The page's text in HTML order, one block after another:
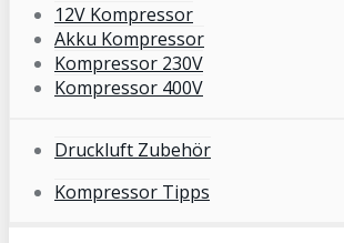
12V Kompressor
Akku Kompressor
Kompressor 230V
Kompressor 400V
Druckluft Zubehör
Kompressor Tipps